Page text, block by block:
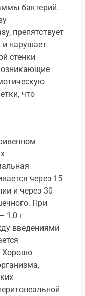
бактерий.
препятствует
и нарушает
стенки
что
через 15
и через 30
При
1,0 г
введениями
Хорошо